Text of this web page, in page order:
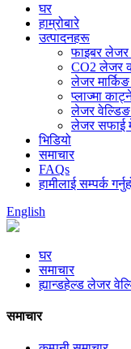
घर
हाम्रोबारे
उत्पादनहरू
फाइबर
CO2 लेजर
लेजर
प्लाज्मा
लेजर
लेजर सफाई
भिडियो
समाचार
FAQs
हामीलाई सम्पर्क
English
घर
समाचार
ह्यान्डहेल्ड लेजर
समाचार